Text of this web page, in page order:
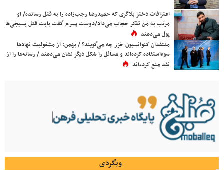
اعترافات دختر بلاگری که حمیدرضا رجب‌زاده را به قتل رسانده/ او
مرتب به من تذکر حجاب می‌داد/دوست پسرم گفت بابت قتل بسیجی‌ها
پول می‌دهند
منتقدان کنوانسیون خزر چه می‌گویند؟ / بهمن: از مشغولیت نهادها
سوءاستفاده کرده‌اند و مسائل را شکل دیگر نشان می‌دهند / رسانه‌ها را از
نقد منع کرده‌اند
وبگردی